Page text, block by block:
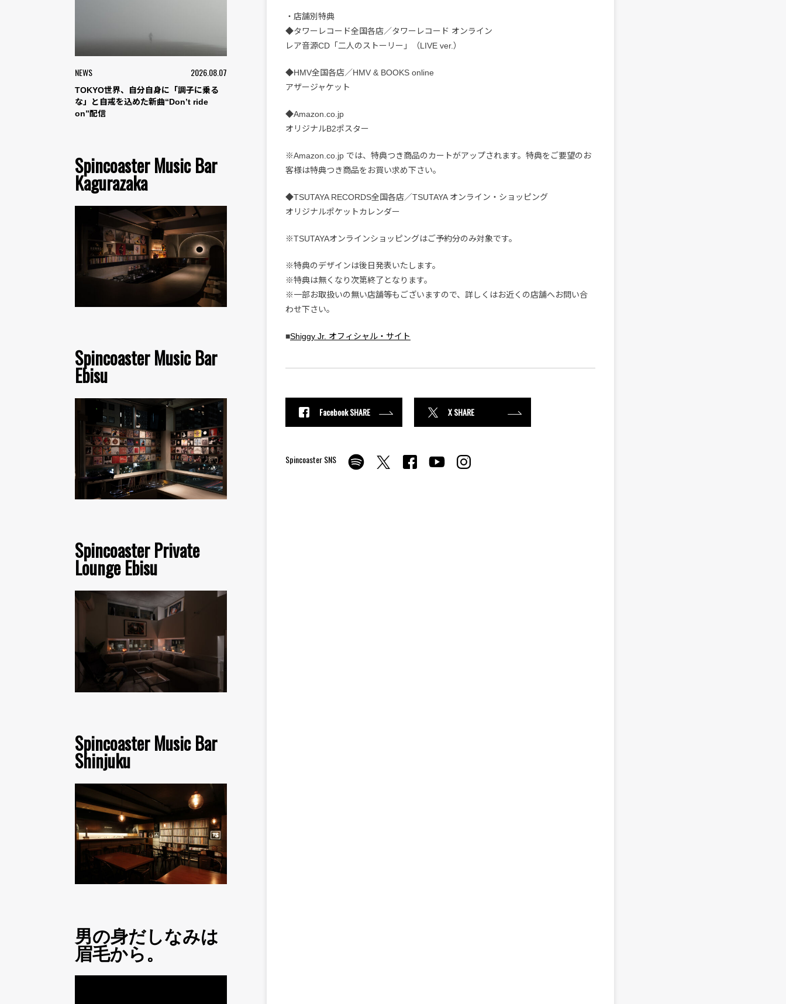
NEWS 2026.08.07
TOKYO世界、自分自身に「調子に乗る
な」と自戒を込めた新曲“Don’t ride
on”配信
Spincoaster Music Bar
Kagurazaka
Spincoaster Music Bar
Ebisu
Spincoaster Private
Lounge Ebisu
Spincoaster Music Bar
Shinjuku
男の身だしなみは
眉毛から。
・店舗別特典
◆タワーレコード全国各店／タワーレコード オンライン
レア音源CD「二人のストーリー」（LIVE ver.）
◆HMV全国各店／HMV & BOOKS online
アザージャケット
◆Amazon.co.jp
オリジナルB2ポスター
※Amazon.co.jp では、特典つき商品のカートがアップされます。特典をご要望のお
客様は特典つき商品をお買い求め下さい。
◆TSUTAYA RECORDS全国各店／TSUTAYA オンライン・ショッピング
オリジナルポケットカレンダー
※TSUTAYAオンラインショッピングはご予約分のみ対象です。
※特典のデザインは後日発表いたします。
※特典は無くなり次第終了となります。
※一部お取扱いの無い店舗等もございますので、詳しくはお近くの店舗へお問い合
わせ下さい。
■Shiggy Jr. オフィシャル・サイト
Facebook SHARE X SHARE
Spincoaster SNS